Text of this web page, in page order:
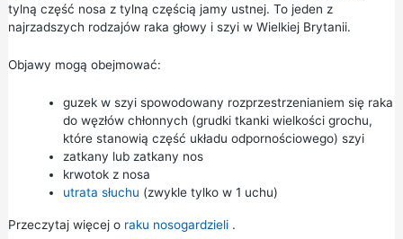
tylną część nosa z tylną częścią jamy ustnej. To jeden z
najrzadszych rodzajów raka głowy i szyi w Wielkiej Brytanii.
Objawy mogą obejmować:
guzek w szyi spowodowany rozprzestrzenianiem się raka
do węzłów chłonnych (grudki tkanki wielkości grochu,
które stanowią część układu odpornościowego) szyi
zatkany lub zatkany nos
krwotok z nosa
utrata słuchu (zwykle tylko w 1 uchu)
Przeczytaj więcej o raku nosogardzieli.